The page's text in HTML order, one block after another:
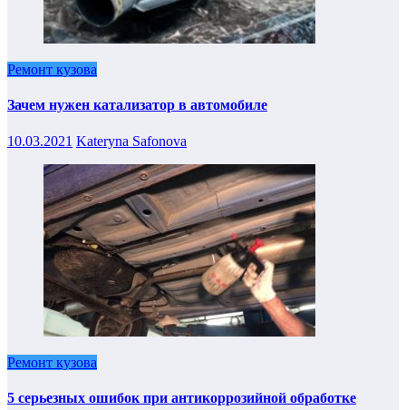
Ремонт кузова
Зачем нужен катализатор в автомобиле
10.03.2021 Kateryna Safonova
Ремонт кузова
5 серьезных ошибок при антикоррозийной обработке